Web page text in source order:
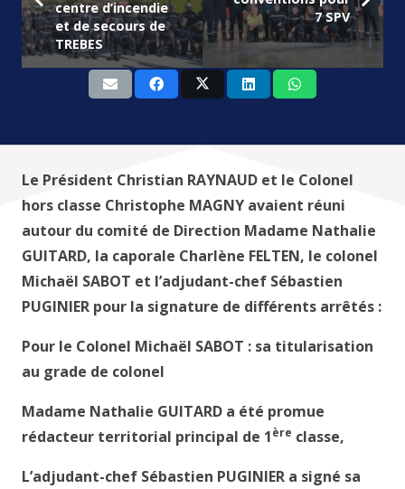
centre d’incendie
et de secours de
TREBES
7 SPV
Le Président Christian RAYNAUD et le Colonel
hors classe Christophe MAGNY avaient réuni
autour du comité de Direction Madame Nathalie
GUITARD, la caporale Charlène FELTEN, le colonel
Michaël SABOT et l’adjudant-chef Sébastien
PUGINIER pour la signature de différents arrêtés :
Pour le Colonel Michaël SABOT : sa titularisation
au grade de colonel
Madame Nathalie GUITARD a été promue
rédacteur territorial principal de 1ère classe,
L’adjudant-chef Sébastien PUGINIER a signé sa